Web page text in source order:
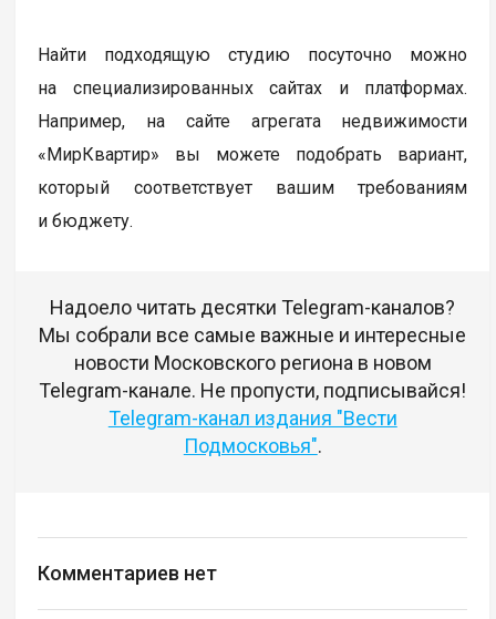
Найти подходящую студию посуточно можно
на специализированных сайтах и платформах.
Например, на сайте агрегата недвижимости
«МирКвартир» вы можете подобрать вариант,
который соответствует вашим требованиям
и бюджету.
Надоело читать десятки Telegram-каналов?
Мы собрали все самые важные и интересные
новости Московского региона в новом
Telegram-канале. Не пропусти, подписывайся!
Telegram-канал издания "Вести
Подмосковья".
Комментариев нет